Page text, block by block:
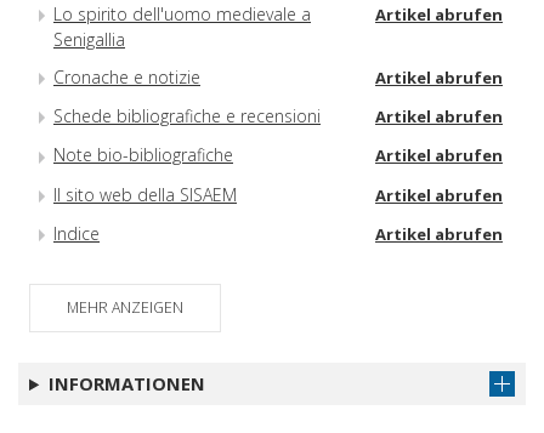
Lo spirito dell'uomo medievale a
Senigallia
Artikel abrufen
Cronache e notizie Artikel abrufen
Schede bibliografiche e recensioni Artikel abrufen
Note bio-bibliografiche Artikel abrufen
Il sito web della SISAEM Artikel abrufen
Indice Artikel abrufen
MEHR ANZEIGEN
INFORMATIONEN